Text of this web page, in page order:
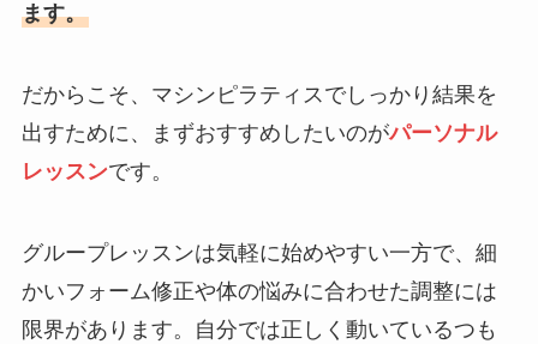
ます。
だからこそ、マシンピラティスでしっかり結果を
出すために、まずおすすめしたいのがパーソナル
レッスンです。
グループレッスンは気軽に始めやすい一方で、細
かいフォーム修正や体の悩みに合わせた調整には
限界があります。自分では正しく動いているつも